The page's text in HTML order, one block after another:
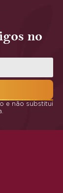
no
e não substitui